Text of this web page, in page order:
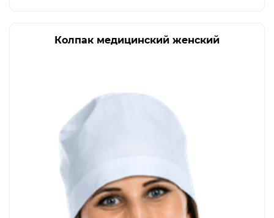
Колпак медицинский женский